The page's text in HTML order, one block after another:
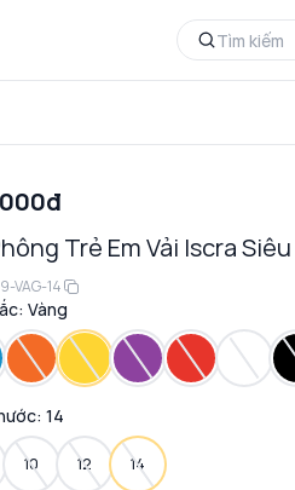
Trẻ Em Vải Iscra
VAG-14
Vàng
14
10 12 14